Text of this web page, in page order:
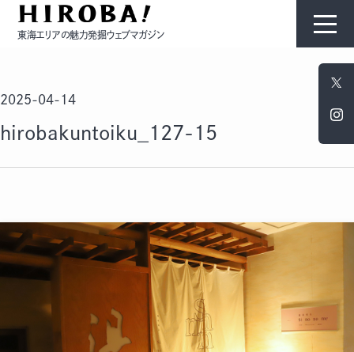
東海エリアの魅力発掘ウェブマガジン
コンテンツ
モノ ひと
2025-04-14
hirobakuntoiku_127-15